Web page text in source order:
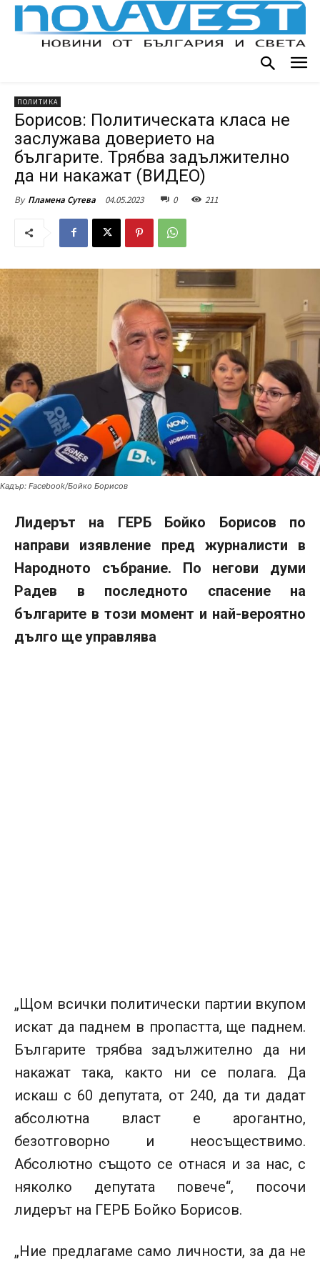
ПОЛИТИКА
Борисов: Политическата класа не
заслужава доверието на
българите. Трябва задължително
да ни накажат (ВИДЕО)
By Пламена Сутева 04.05.2023 0 211
Кадър: Facebook/Бойко Борисов
Лидерът на ГЕРБ Бойко Борисов по
направи изявление пред журналисти в
Народното събрание. По негови думи
Радев в последното спасение на
българите в този момент и най-вероятно
дълго ще управлява
„Щом всички политически партии вкупом
искат да паднем в пропастта, ще паднем.
Българите трябва задължително да ни
накажат така, както ни се полага. Да
искаш с 60 депутата, от 240, да ти дадат
абсолютна власт е арогантно,
безотговорно и неосъществимо.
Абсолютно същото се отнася и за нас, с
няколко депутата повече“, посочи
лидерът на ГЕРБ Бойко Борисов.
„Ние предлагаме само личности, за да не